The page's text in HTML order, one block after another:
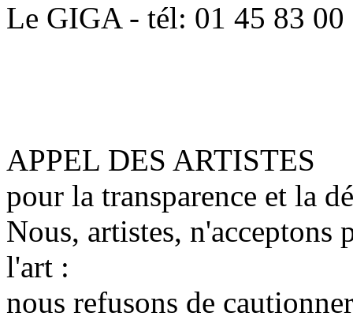
Le GIGA - tél: 01 45 83
APPEL DES ARTISTES
pour la transparence et la
Nous, artistes,
l'art :
nous refusons de